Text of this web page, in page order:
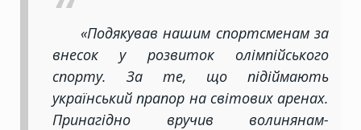
«Подякував нашим спортсменам за
внесок у розвиток олімпійського
спорту. За те, що підіймають
український прапор на світових аренах.
Принагідно вручив волинянам-